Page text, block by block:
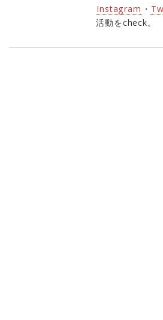
Instagram ・
活動をcheck。